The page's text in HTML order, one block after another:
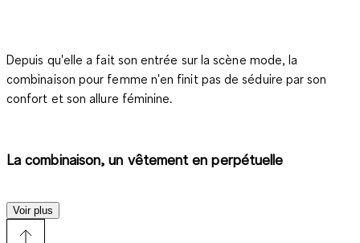
Depuis qu'elle a fait son entrée sur la scène mode, la
combinaison pour femme n'en finit pas de séduire par son
confort et son allure féminine.
La combinaison, un vêtement en perpétuelle
Voir plus